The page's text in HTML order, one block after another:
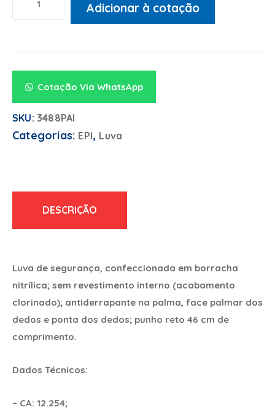
Adicionar à cotação
Cotação Via WhatsApp
SKU: 3488PAI
Categorias: EPI, Luva
DESCRIÇÃO
Luva de segurança, confeccionada em borracha
nitrílica; sem revestimento interno (acabamento
clorinado); antiderrapante na palma, face palmar dos
dedos e ponta dos dedos; punho reto 46 cm de
comprimento.
Dados Técnicos:
– CA: 12.254;